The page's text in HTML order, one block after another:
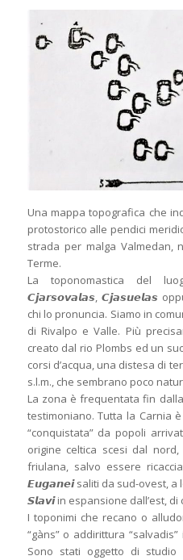
Una mappa topografica che
protostorico alle pendici
strada per malga Valmedan,
Terme.
La toponomastica del
𝘾𝙟𝙖𝙧𝙨𝙤𝙫𝙖𝙡𝙖𝙨, 𝘾𝙟𝙖𝙨𝙪𝙚𝙡𝙖𝙨
chi lo pronuncia. Siamo in
di Rivalpo e Valle. Più
creato dal rio Plombs ed un
corsi d’acqua, una distesa di
s.l.m., che sembrano poco
La zona è frequentata fin
testimoniano. Tutta la Carnia
“conquistata” da popoli
origine celtica scesi dal
friulana, salvo essere
𝙀𝙪𝙜𝙖𝙣𝙚𝙞 saliti da sud-ovest, a
𝙎𝙡𝙖𝙫𝙞 in espansione dall’est,
I toponimi che recano o
“gàns” o addirittura
Sono stati oggetto di